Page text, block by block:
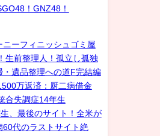
！GNZ48！
ニーフィニッシュゴミ屋
生前整理人！孤立し孤独
・遺品整理への道F完結編
万返済：厨二病借金
合失調症14年生
、最後のサイト！全米が
代のラストサイト絶